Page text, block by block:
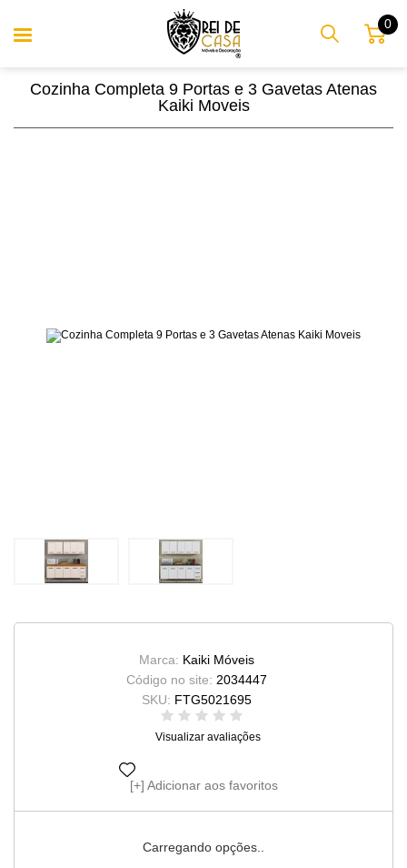
0
Cozinha Completa 9 Portas e 3 Gavetas Atenas
Kaiki Moveis
Marca: Kaiki Móveis
Código no site: 2034447
SKU: FTG5021695
Visualizar avaliações
Adicionar aos favoritos
Carregando opções..